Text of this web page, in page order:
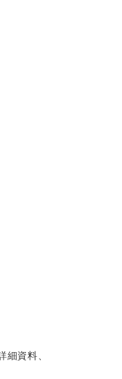
細資料、